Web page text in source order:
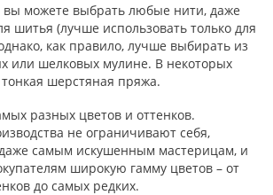
вы можете выбрать любые нити, даже
шитья (лучше использовать только для
как правило, лучше выбирать из
или шелковых мулине. В некоторых
шерстяная пряжа.
разных цветов и оттенков.
не ограничивают себя,
даже самым искушенным мастерицам, и
широкую гамму цветов – от
до самых редких.